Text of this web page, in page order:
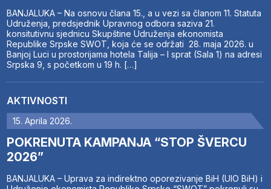
BANJALUKA – Na osnovu člana 15., a u vezi sa članom 11. Statuta
Udruženja, predsjednik Upravnog odbora saziva 21.
konsitutivnu sjednicu Skupštine Udruženja ekonomista
Republike Srpske SWOT, koja će se održati 28. maja 2026. u
Banjoj Luci u prostorijama hotela Talija – I sprat (Sala 1) na adresi
Srpska 9, s početkom u 19 h. […]
AKTIVNOSTI
15. Aprila 2026.
POKRENUTA KAMPANJA “STOP ŠVERCU
2026”
BANJALUKA – Uprava za indirektno oporezivanje BiH (UIO BiH) i